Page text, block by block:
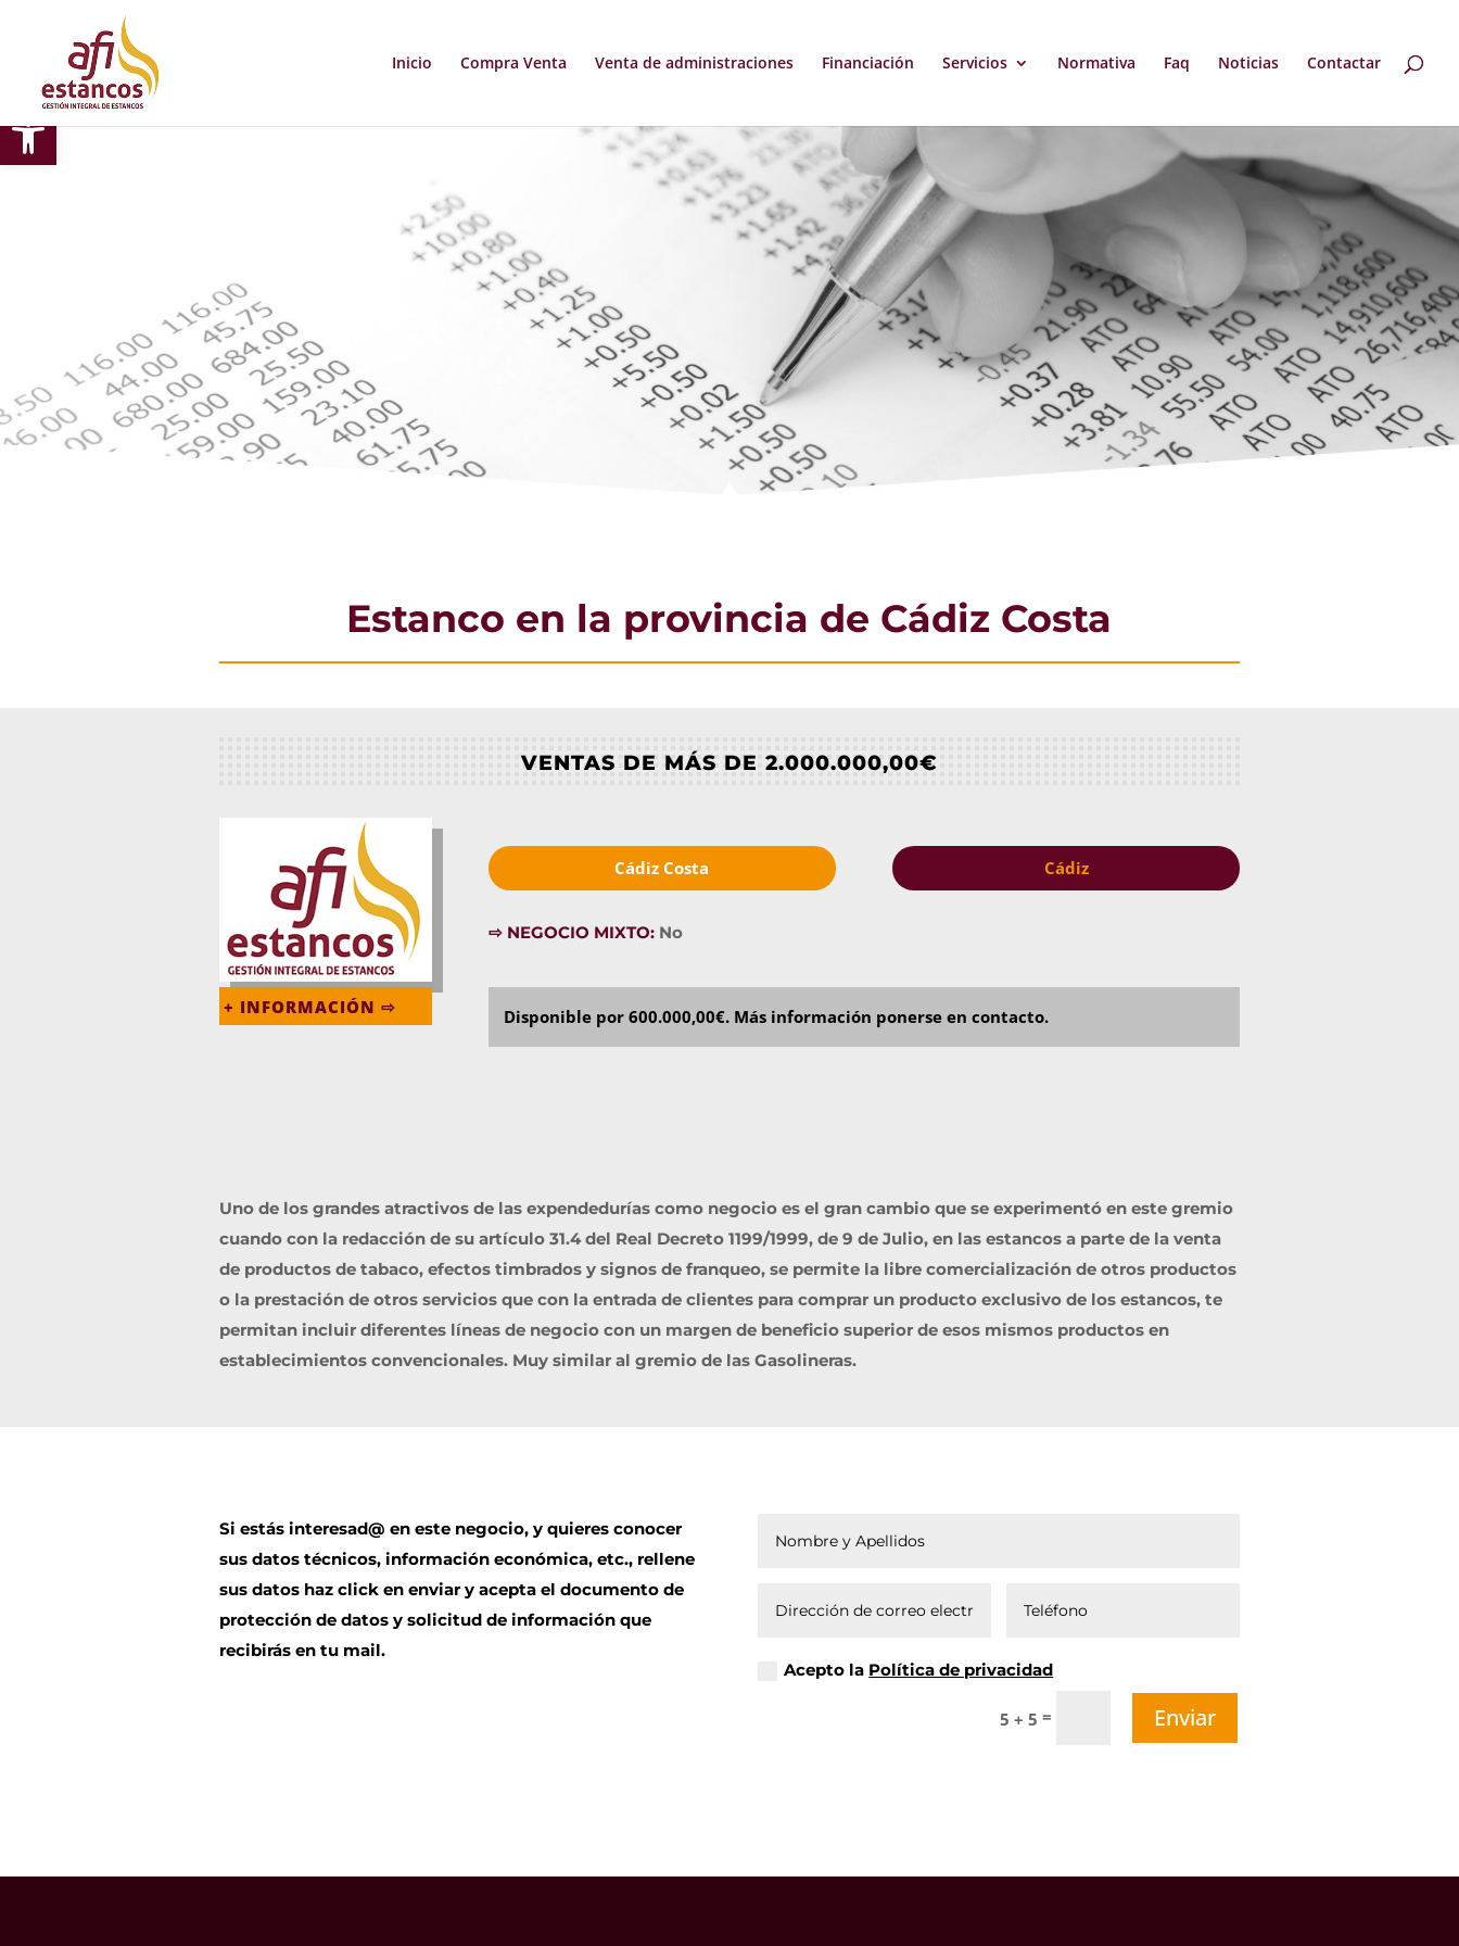
Inicio Compra Venta Venta de administraciones Financiación Servicios Normativa Faq Noticias Contactar
Estanco en la provincia de Cádiz Costa
VENTAS DE MÁS DE 2.000.000,00€
Cádiz Costa Cádiz
⇨ NEGOCIO MIXTO: No
+ INFORMACIÓN ⇨ Disponible por 600.000,00€. Más información ponerse en contacto.
Uno de los grandes atractivos de las expendedurías como negocio es el gran cambio que se experimentó en este gremio
cuando con la redacción de su artículo 31.4 del Real Decreto 1199/1999, de 9 de Julio, en las estancos a parte de la venta
de productos de tabaco, efectos timbrados y signos de franqueo, se permite la libre comercialización de otros productos
o la prestación de otros servicios que con la entrada de clientes para comprar un producto exclusivo de los estancos, te
permitan incluir diferentes líneas de negocio con un margen de beneficio superior de esos mismos productos en
establecimientos convencionales. Muy similar al gremio de las Gasolineras.
Si estás interesad@ en este negocio, y quieres conocer
sus datos técnicos, información económica, etc., rellene
sus datos haz click en enviar y acepta el documento de
protección de datos y solicitud de información que
recibirás en tu mail.
Acepto la Política de privacidad
5 + 5 = Enviar
Abrir barra de herramientas